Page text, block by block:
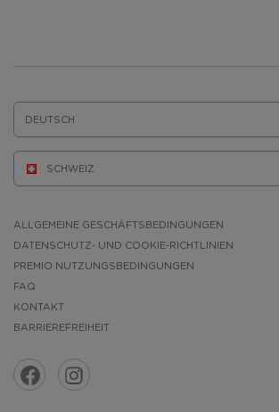
SPRACHE:
ALLGEMEINE GESCHÄFTSBEDINGUNGEN
DATENSCHUTZ- UND COOKIE-RICHTLINIEN
PREMIO NUTZUNGSBEDINGUNGEN
FAQ
KONTAKT
BARRIEREFREIHEIT